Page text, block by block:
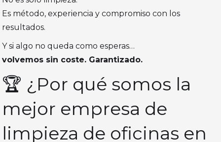
Es método, experiencia y compromiso con los
resultados.
Y si algo no queda como esperas…
volvemos sin coste. Garantizado.
🏆 ¿Por qué somos la
mejor empresa de
limpieza de oficinas en